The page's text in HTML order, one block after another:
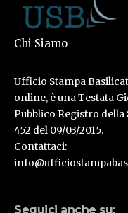
Chi Siamo
Ufficio Stampa
online, è una Testata
Pubblico Registro
452 del 09/03/2015.
Contattaci:
Seguici anche su: